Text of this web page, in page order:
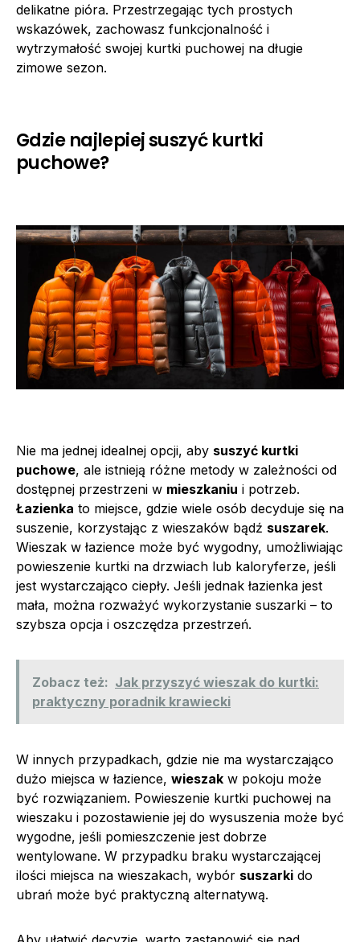
delikatne pióra. Przestrzegając tych prostych
wskazówek, zachowasz funkcjonalność i
wytrzymałość swojej kurtki puchowej na długie
zimowe sezon.
Gdzie najlepiej suszyć kurtki
puchowe?
Nie ma jednej idealnej opcji, aby suszyć kurtki
puchowe, ale istnieją różne metody w zależności od
dostępnej przestrzeni w mieszkaniu i potrzeb.
Łazienka to miejsce, gdzie wiele osób decyduje się na
suszenie, korzystając z wieszaków bądź suszarek.
Wieszak w łazience może być wygodny, umożliwiając
powieszenie kurtki na drzwiach lub kaloryferze, jeśli
jest wystarczająco ciepły. Jeśli jednak łazienka jest
mała, można rozważyć wykorzystanie suszarki – to
szybsza opcja i oszczędza przestrzeń.
Zobacz też: Jak przyszyć wieszak do kurtki:
praktyczny poradnik krawiecki
W innych przypadkach, gdzie nie ma wystarczająco
dużo miejsca w łazience, wieszak w pokoju może
być rozwiązaniem. Powieszenie kurtki puchowej na
wieszaku i pozostawienie jej do wysuszenia może być
wygodne, jeśli pomieszczenie jest dobrze
wentylowane. W przypadku braku wystarczającej
ilości miejsca na wieszakach, wybór suszarki do
ubrań może być praktyczną alternatywą.